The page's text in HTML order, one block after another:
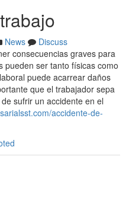
News
Discuss
consecuencias graves para
pueden ser tanto físicas como
puede acarrear daños
que el trabajador sepa
sufrir un accidente en el
accidente-de-